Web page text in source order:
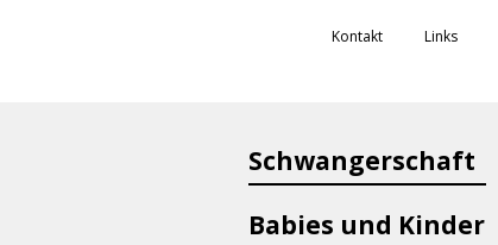
Kontakt Links
Schwangerschaft
Babies und Kinder